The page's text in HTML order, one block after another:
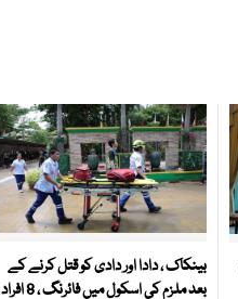
بینکاک ، دادا اور دادی کو قتل کرنے کے
بعد ملزم کی اسکول میں فائرنگ ، 8 افراد